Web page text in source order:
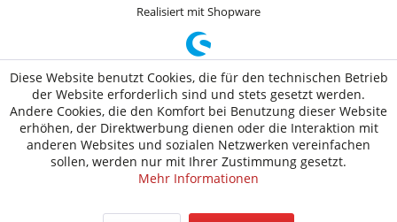
Realisiert mit Shopware
Diese Website benutzt Cookies, die für den technischen Betrieb
der Website erforderlich sind und stets gesetzt werden.
Andere Cookies, die den Komfort bei Benutzung dieser Website
erhöhen, der Direktwerbung dienen oder die Interaktion mit
anderen Websites und sozialen Netzwerken vereinfachen
sollen, werden nur mit Ihrer Zustimmung gesetzt.
Mehr Informationen